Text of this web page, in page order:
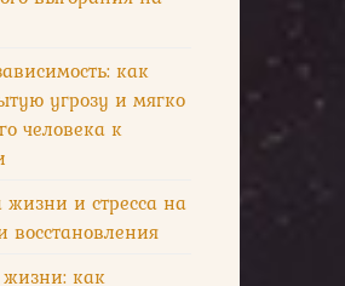
как
угрозу и мягко
человека к
жизни и стресса на
восстановления
как